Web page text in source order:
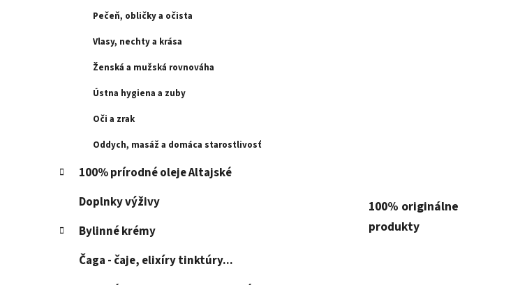
Pečeň, obličky a očista
Vlasy, nechty a krása
Ženská a mužská rovnováha
Ústna hygiena a zuby
Oči a zrak
Oddych, masáž a domáca starostlivosť
100% prírodné oleje Altajské
Doplnky výživy
Bylinné krémy
Čaga - čaje, elixíry tinktúry...
100% originálne
produkty